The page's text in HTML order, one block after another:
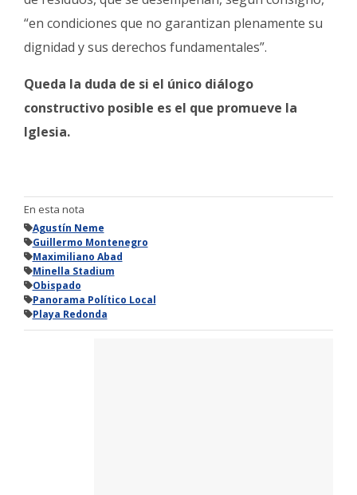
“en condiciones que no garantizan plenamente su
dignidad y sus derechos fundamentales”.
Queda la duda de si el único diálogo
constructivo posible es el que promueve la
Iglesia.
En esta nota
Agustín Neme
Guillermo Montenegro
Maximiliano Abad
Minella Stadium
Obispado
Panorama Político Local
Playa Redonda